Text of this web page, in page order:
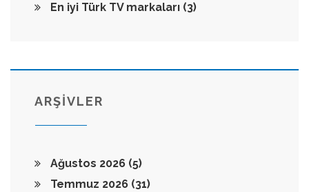
En iyi Türk TV markaları (3)
ARŞİVLER
Ağustos 2026 (5)
Temmuz 2026 (31)